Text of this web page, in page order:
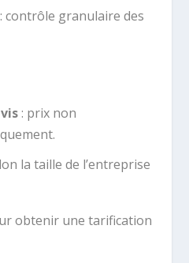
contrôle granulaire des
: prix non
la taille de l’entreprise
obtenir une tarification